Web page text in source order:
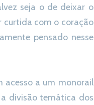
seja o de deixar o
curtida com o coração
pensado nesse
acesso a um monorail
divisão temática dos